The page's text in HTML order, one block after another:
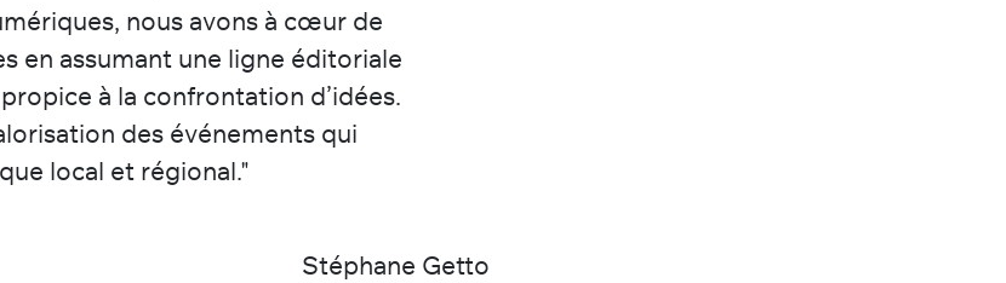
nous avons à cœur de
en assumant une ligne éditoriale
à la confrontation d’idées.
des événements qui
local et régional."
Stéphane Getto